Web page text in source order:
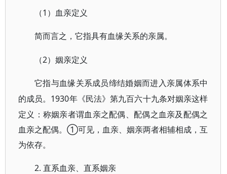
（1）血亲定义
简而言之，它指具有血缘关系的亲属。
（2）姻亲定义
它指与血缘关系成员缔结婚姻而进入亲属体系中
的成员。 1930年《民法》第九百六十九条对姻亲这样
定义：称姻亲者谓血亲之配偶、配偶之血亲及配偶之
血亲之配偶。①可见，血亲、姻亲两者相辅相成，互
为依存。
2. 直系血亲、直系姻亲